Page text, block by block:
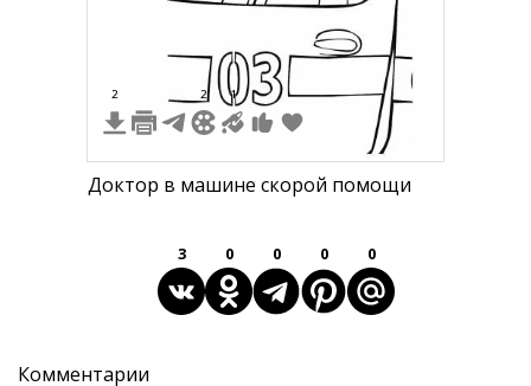
2 2 1
Доктор в машине скорой помощи
3 0 0 0 0
Комментарии